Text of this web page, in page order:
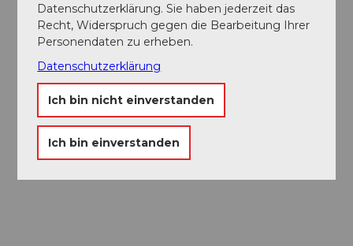
Datenschutzerklärung. Sie haben jederzeit das
Recht, Widerspruch gegen die Bearbeitung Ihrer
Personendaten zu erheben.
Datenschutzerklärung
Ich bin nicht einverstanden
Ich bin einverstanden